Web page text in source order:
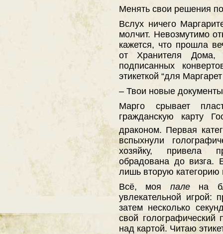
Менять свои решения
Вслух ничего
молчит. Невозмутимо
кажется, что прошла
от Хранителя Дома,
подписанных
этикеткой “для
– Твои новые
Марго срывает
гражданскую карту
драконом. Первая
вспыхнули
хозяйку, привела
обрадована до визга.
лишь вторую категорию
Всё, моя палена
увлекательной игрой:
затем несколько
свой голографический
над картой. Читаю